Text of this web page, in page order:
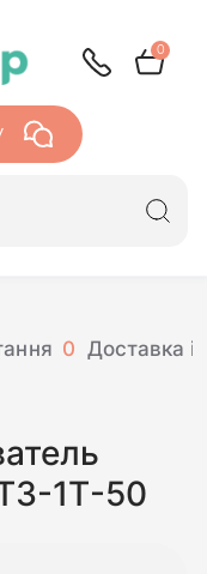
0
0 Доставка і
1Т-50